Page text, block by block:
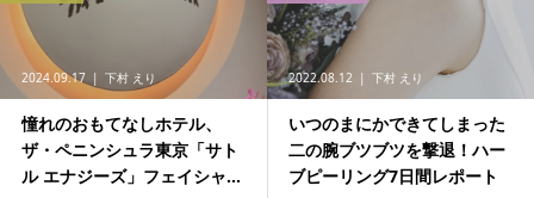
2024.09.17 下村 えり
憧れのおもてなしホテル、
ザ・ペニンシュラ東京「サト
ル エナジーズ」フェイシャ...
2022.08.12 下村 えり
いつのまにかできてしまった
二の腕ブツブツを撃退！ハー
ブピーリング7日間レポート